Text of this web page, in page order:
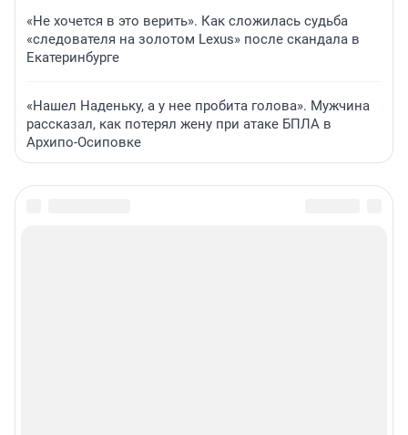
«Не хочется в это верить». Как сложилась судьба
«следователя на золотом Lexus» после скандала в
Екатеринбурге
«Нашел Наденьку, а у нее пробита голова». Мужчина
рассказал, как потерял жену при атаке БПЛА в
Архипо-Осиповке